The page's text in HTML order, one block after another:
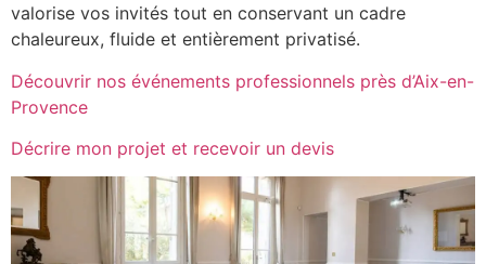
valorise vos invités tout en conservant un cadre
chaleureux, fluide et entièrement privatisé.
Découvrir nos événements professionnels près d’Aix-en-
Provence
Décrire mon projet et recevoir un devis